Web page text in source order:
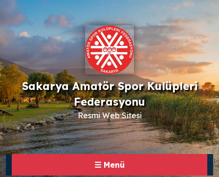
Sakarya Amatör Spor Kulüpleri
Federasyonu
Resmi Web Sitesi
☰ Menü